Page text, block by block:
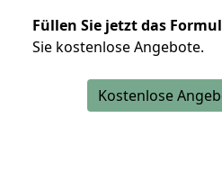
Füllen Sie jetzt das
Sie kostenlose Angebote.
Kostenlose